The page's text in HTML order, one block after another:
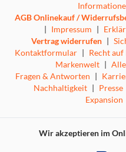
AGB Onlinekauf /
| Impressum |
Vertrag widerrufen |
Kontaktformular | Recht
Markenwelt |
Fragen & Antworten |
Nachhaltigkeit | Presse
Expansion
Wir akzeptieren im